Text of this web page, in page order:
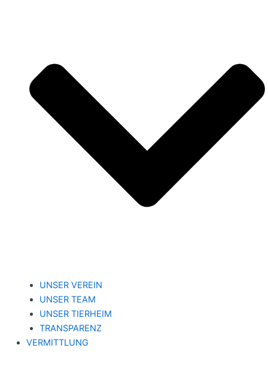
UNSER VEREIN
UNSER TEAM
UNSER TIERHEIM
TRANSPARENZ
VERMITTLUNG